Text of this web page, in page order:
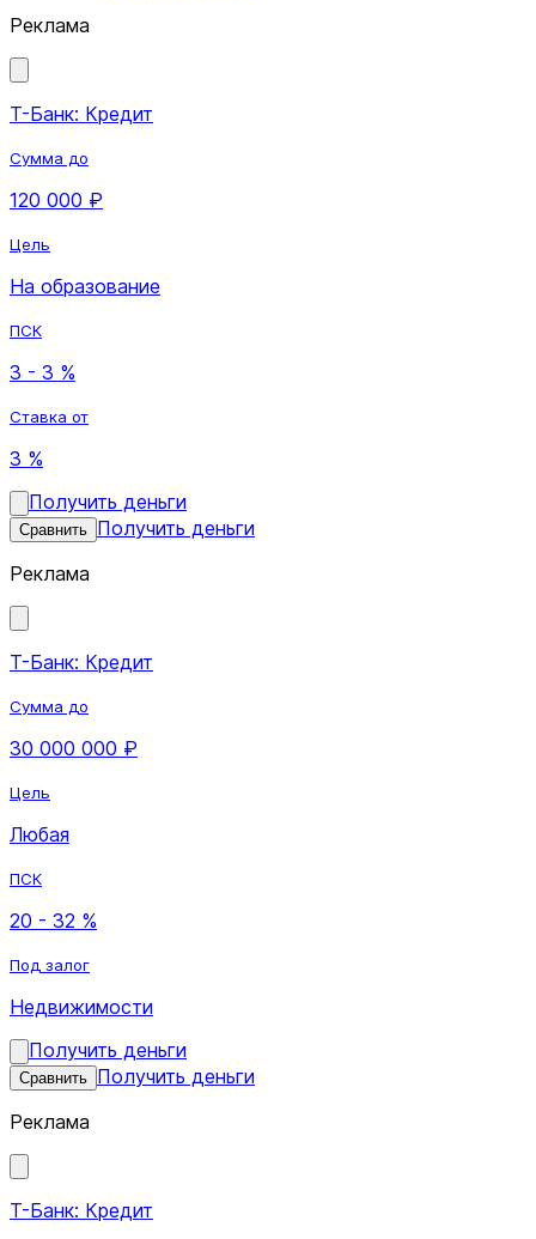
Реклама
Т-Банк: Кредит
Сумма до
120 000 ₽
Цель
На образование
ПСК
3 - 3 %
Ставка от
3 %
Получить деньги
Сравнить Получить деньги
Реклама
Т-Банк: Кредит
Сумма до
30 000 000 ₽
Цель
Любая
ПСК
20 - 32 %
Под залог
Недвижимости
Получить деньги
Сравнить Получить деньги
Реклама
Т-Банк: Кредит